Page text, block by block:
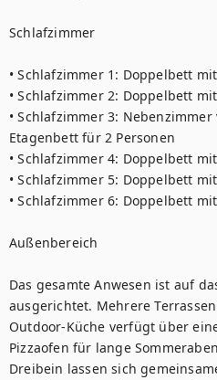
Schlafzimmer
• Schlafzimmer 1: Doppelbett
• Schlafzimmer 2: Doppelbett
• Schlafzimmer 3:
Etagenbett für 2 Personen
• Schlafzimmer 4: Doppelbett
• Schlafzimmer 5: Doppelbett
• Schlafzimmer 6: Doppelbett
Außenbereich
Das gesamte Anwesen ist auf
ausgerichtet. Mehrere
Outdoor-Küche verfügt über
Pizzaofen für lange
Dreibein lassen sich